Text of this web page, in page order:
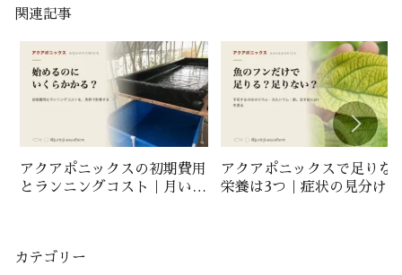
関連記事
アクアポニックスの初期費用
とランニングコスト｜月いく
アクアポニックスで足りな
栄養は3つ｜症状の見分け方
カテゴリー